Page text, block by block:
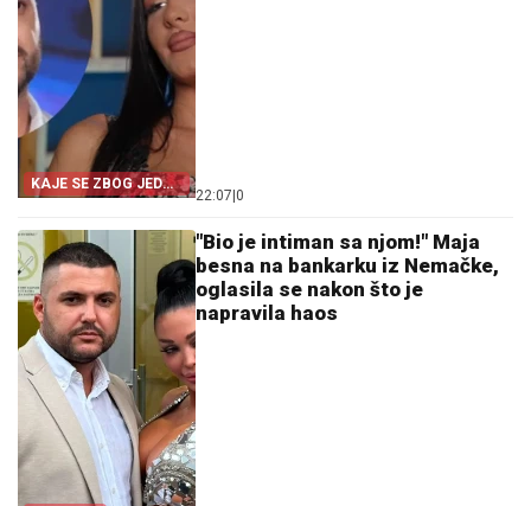
KAJE SE ZBOG JEDNE
STVARI!
22:07 0
"Bio je intiman sa njom!" Maja
besna na bankarku iz Nemačke,
oglasila se nakon što je
napravila haos